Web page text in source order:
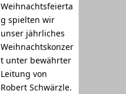
Weihnachtsfeierta
g spielten wir
unser jährliches
Weihnachtskonzer
t unter bewährter
Leitung von
Robert Schwärzle.